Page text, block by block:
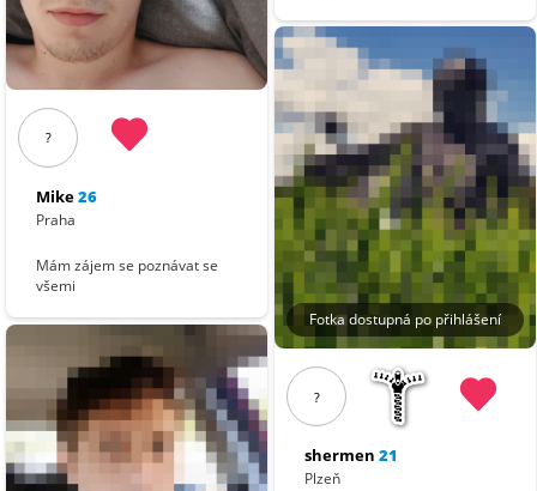
?
Mike26
Praha
Mám zájem se poznávat se
všemi
Fotka dostupná po přihlášení
?
shermen 21
Plzeň